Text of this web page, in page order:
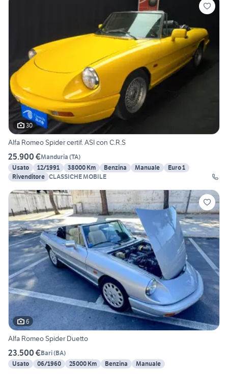
30
Alfa Romeo Spider certif. ASI con C.R.S
25.900 €Manduria (TA)
Usato
12/1991 38000 Km Benzina Manuale
Euro 1
Rivenditore CLASSICHE MOBILE
6
Alfa Romeo Spider Duetto
23.500 €Bari(BA)
Usato
06/1960 25000 Km Benzina Manuale